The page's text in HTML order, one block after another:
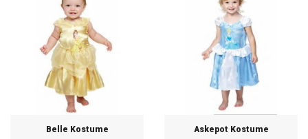
Belle Kostume Askepot Kostume